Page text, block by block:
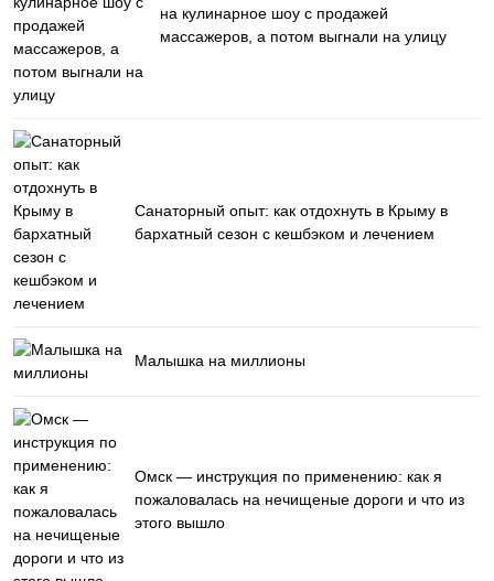
на кулинарное шоу с продажей
массажеров, а потом выгнали на улицу
Санаторный опыт: как отдохнуть в Крыму в
бархатный сезон с кешбэком и лечением
Малышка на миллионы
Омск — инструкция по применению: как я
пожаловалась на нечищеные дороги и что из
этого вышло